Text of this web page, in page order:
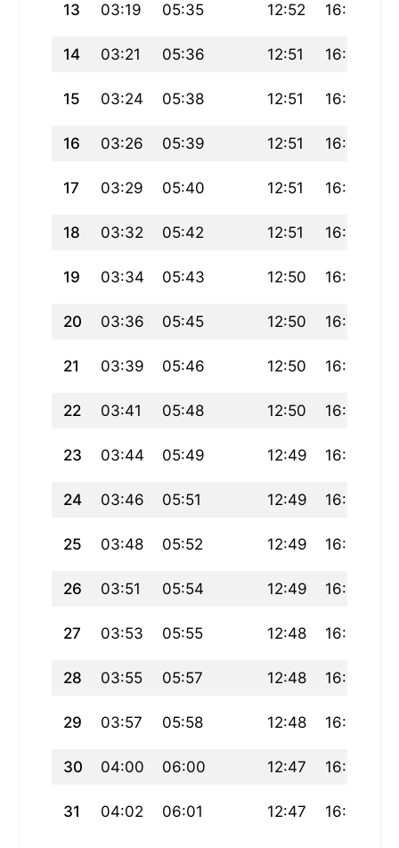
13 03:19 05:35 12:52 16:51
14 03:21 05:36 12:51 16:50
15 03:24 05:38 12:51 16:49
16 03:26 05:39 12:51 16:48
17 03:29 05:40 12:51 16:47
18 03:32 05:42 12:51 16:46
19 03:34 05:43 12:50 16:45
20 03:36 05:45 12:50 16:44
21 03:39 05:46 12:50 16:43
22 03:41 05:48 12:50 16:42
23 03:44 05:49 12:49 16:41
24 03:46 05:51 12:49 16:39
25 03:48 05:52 12:49 16:38
26 03:51 05:54 12:49 16:37
27 03:53 05:55 12:48 16:36
28 03:55 05:57 12:48 16:35
29 03:57 05:58 12:48 16:33
30 04:00 06:00 12:47 16:32
31 04:02 06:01 12:47 16:31